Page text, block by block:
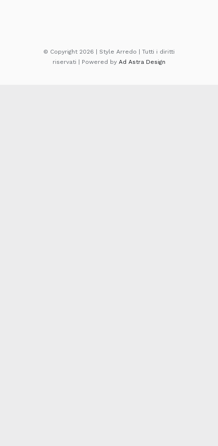
© Copyright 2026 | Style Arredo | Tutti i diritti
riservati | Powered by Ad Astra Design